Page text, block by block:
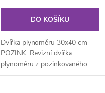
DO KOŠÍKU
Dvířka plynoměru 30x40 cm
POZINK. Revizní dvířka
plynoměru z pozinkovaného
plechu bez povrchové úpravy s